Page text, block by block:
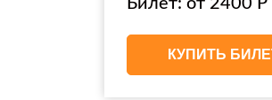
Билет: от 2400 Р
КУПИТЬ